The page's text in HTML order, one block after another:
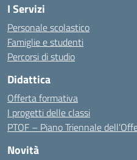
I Servizi
Personale scolastico
Famiglie e studenti
Percorsi di studio
Didattica
Offerta formativa
I progetti delle classi
PTOF – Piano Triennale
Novità